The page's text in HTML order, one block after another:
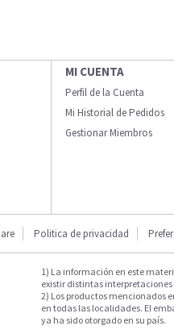
MI CUENTA
Perfil de la Cuenta
Mi Historial de Pedidos
Gestionar Miembros
Politica de privacidad
1) La información en este
existir distintas
2) Los productos mencionados
en todas las localidades. El
ya ha sido otorgado en su país.